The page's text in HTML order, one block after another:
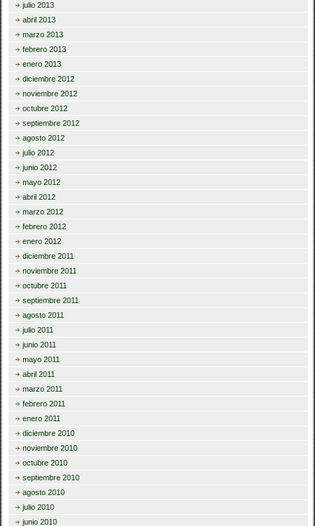
julio 2013
abril 2013
marzo 2013
febrero 2013
enero 2013
diciembre 2012
noviembre 2012
octubre 2012
septiembre 2012
agosto 2012
julio 2012
junio 2012
mayo 2012
abril 2012
marzo 2012
febrero 2012
enero 2012
diciembre 2011
noviembre 2011
octubre 2011
septiembre 2011
agosto 2011
julio 2011
junio 2011
mayo 2011
abril 2011
marzo 2011
febrero 2011
enero 2011
diciembre 2010
noviembre 2010
octubre 2010
septiembre 2010
agosto 2010
julio 2010
junio 2010